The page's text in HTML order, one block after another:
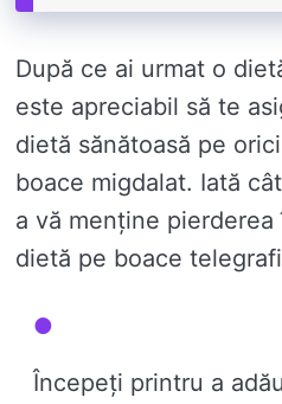
După ce ai urmat o
este apreciabil să te
dietă sănătoasă pe
boace migdalat. Iată
a vă menține
dietă pe boace
Începeți printru a